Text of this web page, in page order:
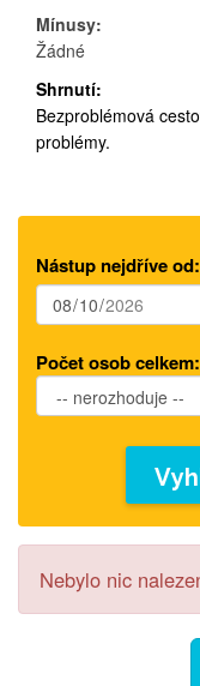
Mínusy:
Žádné
Shrnutí:
Bezproblémová
problémy.
Nástup nejdříve od:
Počet osob celkem:
Nebylo nic